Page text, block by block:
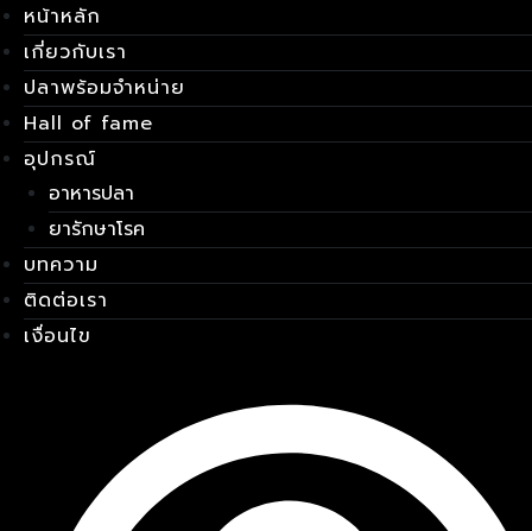
Skip
to
content
หน้าหลัก
เกี่ยวกับเรา
ปลาพร้อมจำหน่าย
Hall of fame
อุปกรณ์
อาหารปลา
ยารักษาโรค
บทความ
ติดต่อเรา
เงื่อนไข
เมนู